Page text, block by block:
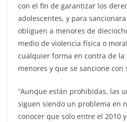
con el fin de garantizar los
adolescentes, y para
obliguen a menores de
medio de violencia física o
cualquier forma en contra de la
menores y que se sancione con
“Aunque están prohibidas, las
siguen siendo un problema en
conocer que solo entre el 2010